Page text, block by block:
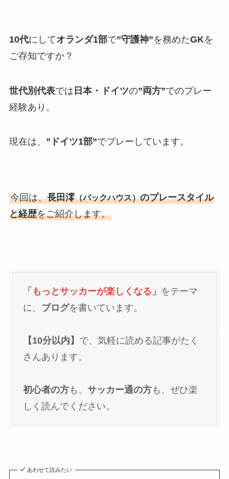
10代にしてオランダ1部で”守護神”を務めたGKを
ご存知ですか？
世代別代表では 日本・ドイツの”両方”でのプレー
経験あり。
現在は、 ”ドイツ1部”でプレーしています。
今回は、長田澪（バックハウス）のプレースタイル
と経歴をご紹介します。
「もっとサッカーが楽しくなる」 をテーマ
に、 ブログを書いています。
【10分以内】 で、気軽に読める記事がたく
さんあります。
初心者の方も、 サッカー通の方も、ぜひ楽
しく読んでください。
あわせて読みたい